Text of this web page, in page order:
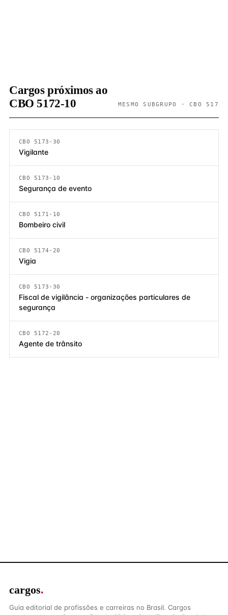
Cargos próximos ao
CBO 5172-10
MESMO SUBGRUPO · CBO 517
CBO 5173-30
Vigilante
CBO 5173-10
Segurança de evento
CBO 5171-10
Bombeiro civil
CBO 5174-20
Vigia
CBO 5173-30
Fiscal de vigilância - organizações particulares de
segurança
CBO 5172-20
Agente de trânsito
cargos.
Guia editorial de profissões e carreiras no Brasil. Cargos